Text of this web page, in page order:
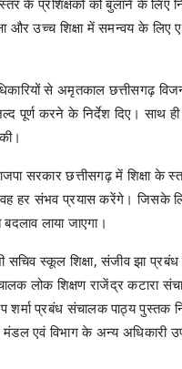
स्तर के प्रशिक्षकों को बुलाने के लिए
और उच्च शिक्षा में समन्वय के लिए
से अमृतकाल छत्तीसगढ़
पूर्ण करने के निर्देश दिए। साथ ही
सरकार छत्तीसगढ़ में शिक्षा के
हर संभव प्रयास करेंगे। जिसके
लाया जाएगा।
सचिव स्कूल शिक्षा, संजीव झा
लोक शिक्षण राजेंद्र कटारा
प्रबंध संचालक पाठ्य पुस्तक
मंडल एवं विभाग के अन्य अधिकारी